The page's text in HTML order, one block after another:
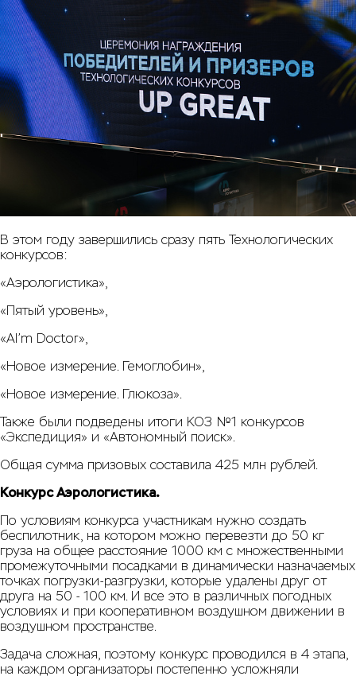
В этом году завершились сразу пять Технологических
конкурсов:
«Аэрологистика»,
«Пятый уровень»,
«AI’m Doctor»,
«Новое измерение. Гемоглобин»,
«Новое измерение. Глюкоза».
Также были подведены итоги КОЗ №1 конкурсов
«Экспедиция» и «Автономный поиск».
Общая сумма призовых составила 425 млн рублей.
Конкурс Аэрологистика.
По условиям конкурса участникам нужно создать
беспилотник, на котором можно перевезти до 50 кг
груза на общее расстояние 1000 км с множественными
промежуточными посадками в динамически назначаемых
точках погрузки-разгрузки, которые удалены друг от
друга на 50 - 100 км. И все это в различных погодных
условиях и при кооперативном воздушном движении в
воздушном пространстве.
Задача сложная, поэтому конкурс проводился в 4 этапа,
на каждом организаторы постепенно усложняли